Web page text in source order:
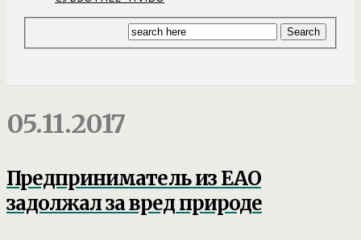
05.11.2017
Предприниматель из ЕАО
задолжал за вред природе